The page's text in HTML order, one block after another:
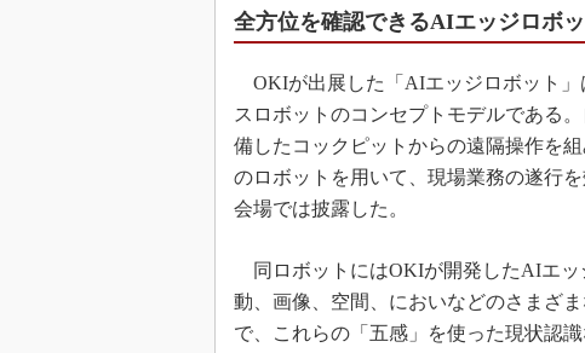
全方位を確認できるAIエッジロボ
OKIが出展した「AIエッジロボット」
スロボットのコンセプトモデルである
備したコックピットからの遠隔操作を
のロボットを用いて、現場業務の遂行
会場では披露した。
同ロボットにはOKIが開発したAIエッ
動、画像、空間、においなどのさまざ
で、これらの「五感」を使った現状認